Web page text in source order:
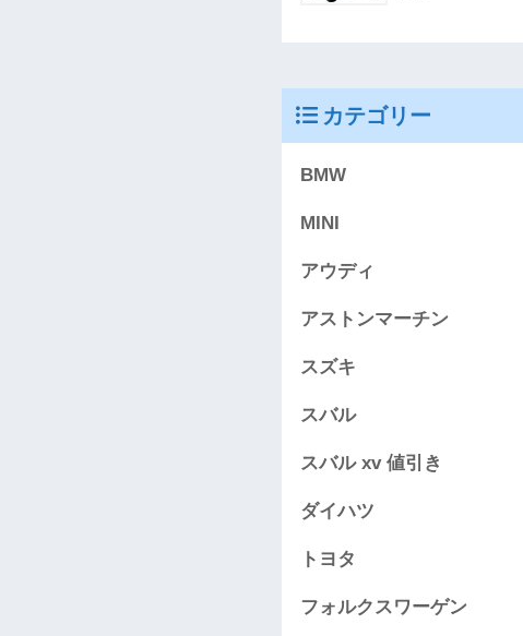
カテゴリー
BMW
MINI
アウディ
アストンマーチン
スズキ
スバル
スバル xv 値引き
ダイハツ
トヨタ
フォルクスワーゲン